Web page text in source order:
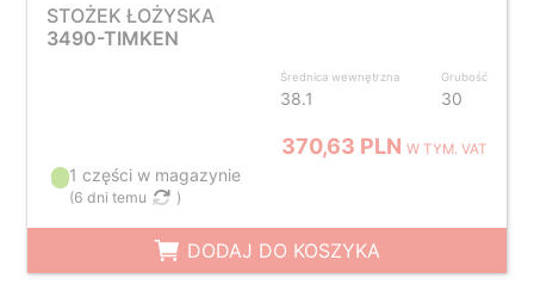
STOŻEK ŁOŻYSKA
3490-TIMKEN
Średnica wewnętrzna
38.1
Grubość
30
370,63 PLNW TYM. VAT
1 części w magazynie
(6 dni temu )
DODAJ DO KOSZYKA